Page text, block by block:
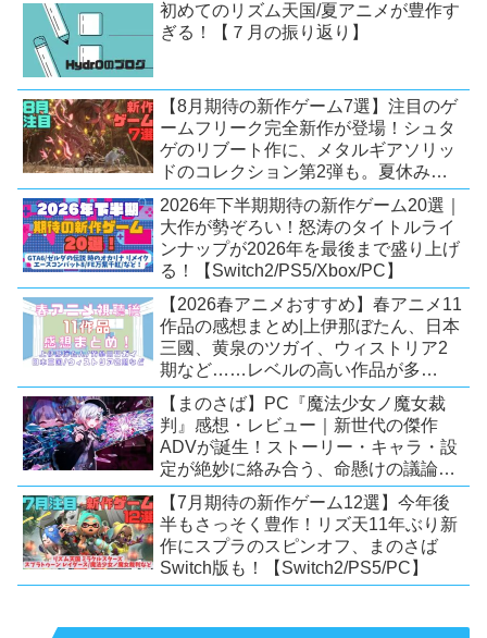
初めてのリズム天国/夏アニメが豊作す
ぎる！【７月の振り返り】
【8月期待の新作ゲーム7選】注目のゲ
ームフリーク完全新作が登場！シュタ
ゲのリブート作に、メタルギアソリッ
ドのコレクション第2弾も。夏休みを
盛り上げるタイトル大集合！
【Switch2/PS5/PC】
2026年下半期期待の新作ゲーム20選｜
大作が勢ぞろい！怒涛のタイトルライ
ンナップが2026年を最後まで盛り上げ
る！【Switch2/PS5/Xbox/PC】
【2026春アニメおすすめ】春アニメ11
作品の感想まとめ|上伊那ぼたん、日本
三國、黄泉のツガイ、ウィストリア2
期など……レベルの高い作品が多
い！？
【まのさば】PC『魔法少女ノ魔女裁
判』感想・レビュー｜新世代の傑作
ADVが誕生！ストーリー・キャラ・設
定が絶妙に絡み合う、命懸けの議論ミ
ステリー【PC/Switch】
【7月期待の新作ゲーム12選】今年後
半もさっそく豊作！リズ天11年ぶり新
作にスプラのスピンオフ、まのさば
Switch版も！【Switch2/PS5/PC】